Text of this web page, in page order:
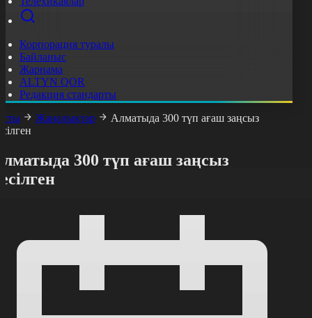
Корпорация туралы
Байланыс
Жарнама
ALTYN QOR
Редакция стандарты
Жаңалықтар
Алматыда 300 түп ағаш заңсыз
300 түп ағаш заңсыз